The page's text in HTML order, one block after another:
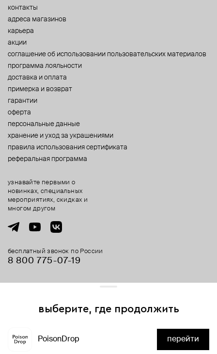
контакты
адреса магазинов
карьера
акции
cоглашение об использовании пользовательских материалов
программа лояльности
доставка и оплата
примерка и возврат
гарантии
оферта
персональные данные
хранение и уход за украшениями
правила использования сертификата
реферальная программа
бесплатный звонок по России
8 800 775⁠-07⁠-19
узнавайте первыми о
новинках, специальных
мероприятиях, скидках и
многом другом
выберите, где продолжить
PoisonDrop перейти
и сервисы аналитики. Продолжая его использование,
вы соглашаетесь с нашим